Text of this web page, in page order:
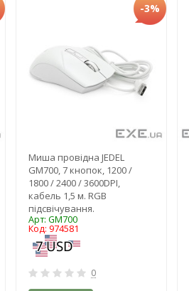
-3%
Миша провідна JEDEL
GM700, 7 кнопок, 1200 /
1800 / 2400 / 3600DPI,
кабель 1,5 м. RGB
підсвічування.
Арт: GM700
Код: 974581
0